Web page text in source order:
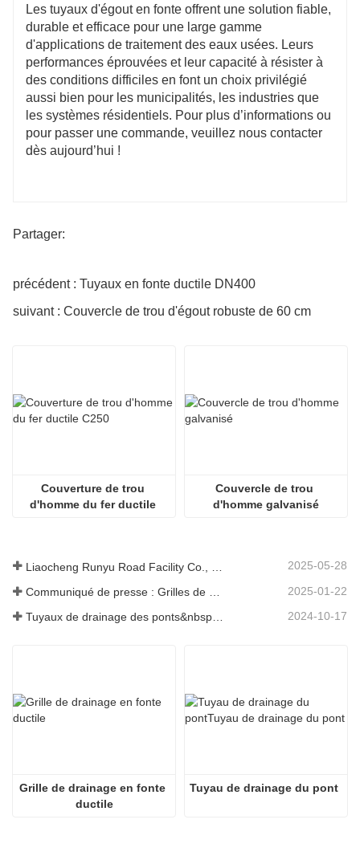
Les tuyaux d'égout en fonte offrent une solution fiable,
durable et efficace pour une large gamme
d'applications de traitement des eaux usées. Leurs
performances éprouvées et leur capacité à résister à
des conditions difficiles en font un choix privilégié
aussi bien pour les municipalités, les industries que
les systèmes résidentiels. Pour plus d’informations ou
pour passer une commande, veuillez nous contacter
dès aujourd’hui !
Partager:
précédent : Tuyaux en fonte ductile DN400
suivant : Couvercle de trou d'égout robuste de 60 cm
Couverture de trou
d'homme du fer ductile
Couvercle de trou
d'homme galvanisé
2025-05-28
2025-01-22
Tuyaux de drainage des ponts&nbsp;: garantir une gestion efficace de l’eau dans les infrastructures modernes 2024-10-17
Grille de drainage en fonte
ductile
Tuyau de drainage du pont